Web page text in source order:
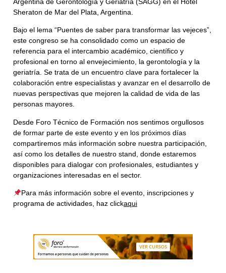
Sheraton de Mar del Plata, Argentina.
Bajo el lema “Puentes de saber para transformar las vejeces”,
este congreso se ha consolidado como un espacio de
referencia para el intercambio académico, científico y
profesional en torno al envejecimiento, la gerontología y la
geriatría. Se trata de un encuentro clave para fortalecer la
colaboración entre especialistas y avanzar en el desarrollo de
nuevas perspectivas que mejoren la calidad de vida de las
personas mayores.
Desde Foro Técnico de Formación nos sentimos orgullosos
de formar parte de este evento y en los próximos días
compartiremos más información sobre nuestra participación,
así como los detalles de nuestro stand, donde estaremos
disponibles para dialogar con profesionales, estudiantes y
organizaciones interesadas en el sector.
Para más información sobre el evento, inscripciones y
programa de actividades, haz clickaqui